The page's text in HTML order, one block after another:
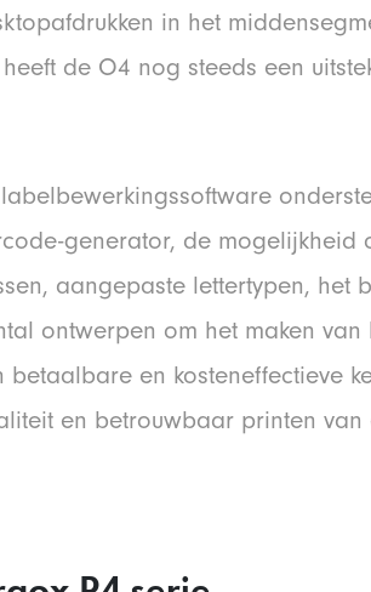
in het
de O4 nog steeds een
generator, de mogelijkheid
aangepaste lettertypen, het
ontwerpen om het maken
betaalbare en kosteneffectieve
en betrouwbaar printen van